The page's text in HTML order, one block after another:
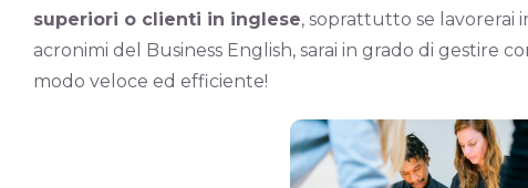
superiori o clienti in inglese, soprattutto se lavorerai
acronimi del Business English, sarai in grado di gestire
modo veloce ed efficiente!